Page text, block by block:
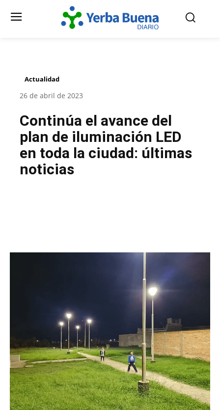
Actualidad
26 de abril de 2023
Continúa el avance del
plan de iluminación LED
en toda la ciudad: últimas
noticias